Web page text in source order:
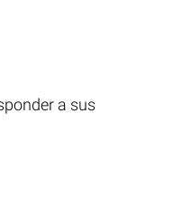
a sus